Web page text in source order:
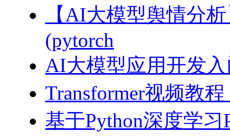
【AI大模型舆情分
(pytorch
AI大模型应用开发入
Transformer视频教
基于Python深度学